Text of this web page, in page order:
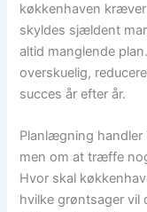
køkkenhaven
skyldes sjældent
altid manglende
overskuelig,
succes år efter år.
Planlægning handler
men om at træffe
Hvor skal
hvilke grøntsager vil